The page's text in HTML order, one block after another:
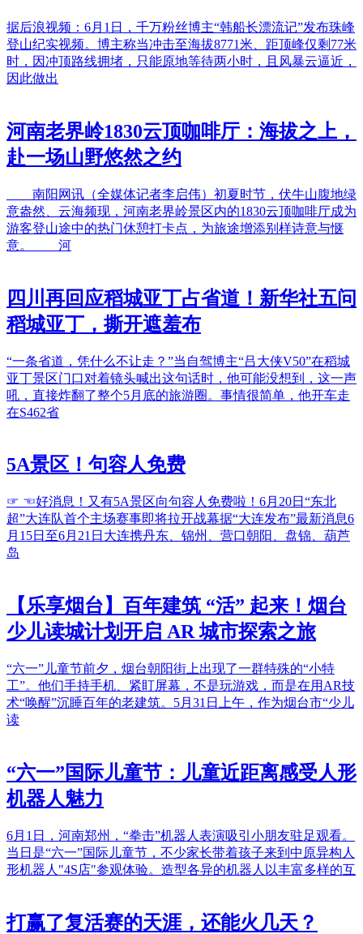
据后浪视频：6月1日，千万粉丝博主“韩船长漂流记”发布珠峰
登山纪实视频。博主称当冲击至海拔8771米、距顶峰仅剩77米
时，因冲顶路线拥堵，只能原地等待两小时，且风暴云逼近，
因此做出
河南老界岭1830云顶咖啡厅：海拔之上，
赴一场山野悠然之约
南阳网讯（全媒体记者李启伟）初夏时节，伏牛山腹地绿
意盎然、云海频现，河南老界岭景区内的1830云顶咖啡厅成为
游客登山途中的热门休憩打卡点，为旅途增添别样诗意与惬
意。 河
四川再回应稻城亚丁占省道！新华社五问
稻城亚丁，撕开遮羞布
“一条省道，凭什么不让走？”当自驾博主“吕大侠V50”在稻城
亚丁景区门口对着镜头喊出这句话时，他可能没想到，这一声
吼，直接炸翻了整个5月底的旅游圈。事情很简单，他开车走
在S462省
5A景区！句容人免费
☞ ☜好消息！又有5A景区向句容人免费啦！6月20日“东北
超”大连队首个主场赛事即将拉开战幕据“大连发布”最新消息6
月15日至6月21日大连携丹东、锦州、营口朝阳、盘锦、葫芦
岛
【乐享烟台】百年建筑 “活” 起来！烟台
少儿读城计划开启 AR 城市探索之旅
“六一”儿童节前夕，烟台朝阳街上出现了一群特殊的“小特
工”。他们手持手机、紧盯屏幕，不是玩游戏，而是在用AR技
术“唤醒”沉睡百年的老建筑。5月31日上午，作为烟台市“少儿
读
“六一”国际儿童节：儿童近距离感受人形
机器人魅力
6月1日，河南郑州，“拳击”机器人表演吸引小朋友驻足观看。
当日是“六一”国际儿童节，不少家长带着孩子来到中原异构人
形机器人"4S店"参观体验。造型各异的机器人以丰富多样的互
打赢了复活赛的天涯，还能火几天？